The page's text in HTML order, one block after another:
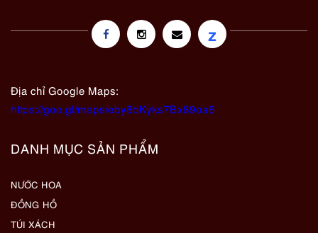
z
Địa chỉ Google Maps:
https://goo.gl/maps/eby8bKyks7Bx89oa6
DANH MỤC SẢN PHẨM
NƯỚC HOA
ĐỒNG HỒ
TÚI XÁCH